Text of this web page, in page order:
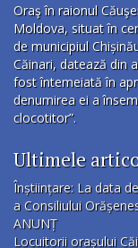
Oraş în raionul
Moldova, situat în
de municipiul
Căinari, datează din
fost întemeiată în
denumirea ei a
clocotitor”.
Ultimele
Înștiințare: La data
a Consiliului
ANUNȚ
Locuitorii orașului